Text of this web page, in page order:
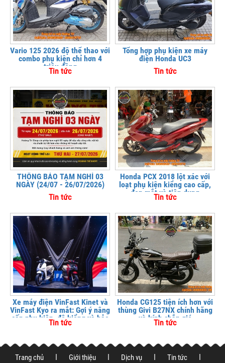
Vario 125 2026 độ thể thao với
combo phụ kiện chỉ hơn 4
triệu đồng
Tin tức
Tổng hợp phụ kiện xe máy
điện Honda UC3
Tin tức
THÔNG BÁO TẠM NGHỈ 03
NGÀY (24/07 - 26/07/2026)
Tin tức
Honda PCX 2018 lột xác với
loạt phụ kiện kiểng cao cấp,
đẹp mắt và tiện dụng
Tin tức
Xe máy điện VinFast Kinet và
VinFast Kyo ra mắt: Gợi ý nâng
cấp phụ kiện, độ kiểng và bảo
vệ xe tại
Tin tức
Honda CG125 tiện ích hơn với
thùng Givi B27NX chính hãng
và kính chắn gió
Tin tức
Trang chủ Giới thiệu Dịch vụ Tin tức